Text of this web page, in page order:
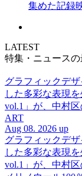
集めた記録
LATEST
特集・ニュース
グラフィックデ
した多彩な表現
vol.1」が、中村区
ART
Aug 08. 2026 up
グラフィックデ
した多彩な表現
vol.1」が、中村区